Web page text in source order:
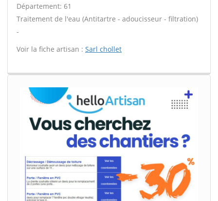
Département: 61
Traitement de l'eau (Antitartre - adoucisseur - filtration)
-
Voir la fiche artisan : Sarl chollet